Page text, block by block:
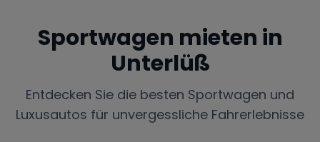
Sportwagen mieten in
Unterlüß
Entdecken Sie die besten Sportwagen und
Luxusautos für unvergessliche Fahrerlebnisse